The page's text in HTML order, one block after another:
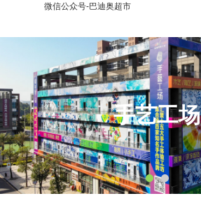
微信公众号-巴迪奥超市
手艺工场